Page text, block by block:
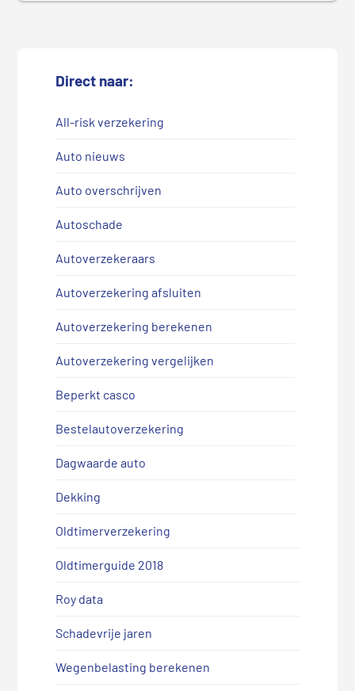
Direct naar:
All-risk verzekering
Auto nieuws
Auto overschrijven
Autoschade
Autoverzekeraars
Autoverzekering afsluiten
Autoverzekering berekenen
Autoverzekering vergelijken
Beperkt casco
Bestelautoverzekering
Dagwaarde auto
Dekking
Oldtimerverzekering
Oldtimerguide 2018
Roy data
Schadevrije jaren
Wegenbelasting berekenen